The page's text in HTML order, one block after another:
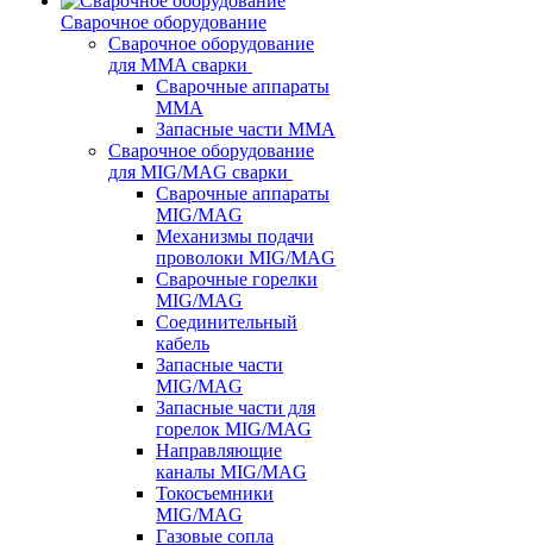
Сварочное оборудование
Сварочное оборудование
для MMA сварки
Сварочные аппараты
MMA
Запасные части MMA
Сварочное оборудование
для MIG/MAG сварки
Сварочные аппараты
MIG/MAG
Механизмы подачи
проволоки MIG/MAG
Сварочные горелки
MIG/MAG
Соединительный
кабель
Запасные части
MIG/MAG
Запасные части для
горелок MIG/MAG
Направляющие
каналы MIG/MAG
Токосъемники
MIG/MAG
Газовые сопла